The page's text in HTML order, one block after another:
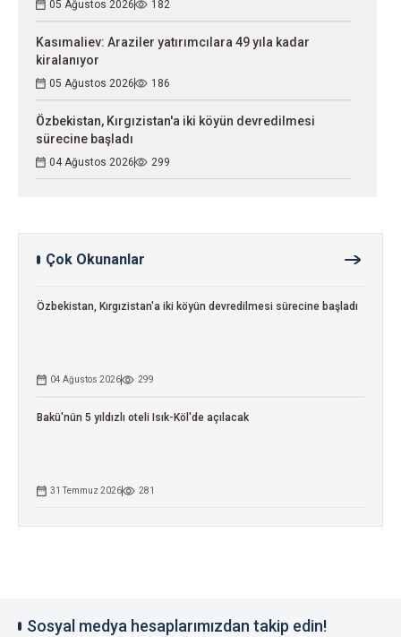
05 Ağustos 2026 182
Kasımaliev: Araziler yatırımcılara 49 yıla kadar
kiralanıyor
05 Ağustos 2026 186
Özbekistan, Kırgızistan'a iki köyün devredilmesi
sürecine başladı
04 Ağustos 2026 299
Çok Okunanlar
Özbekistan, Kırgızistan'a iki köyün devredilmesi sürecine başladı
04 Ağustos 2026 299
Bakü'nün 5 yıldızlı oteli Isık-Köl'de açılacak
31 Temmuz 2026 281
Sosyal medya hesaplarımızdan takip edin!